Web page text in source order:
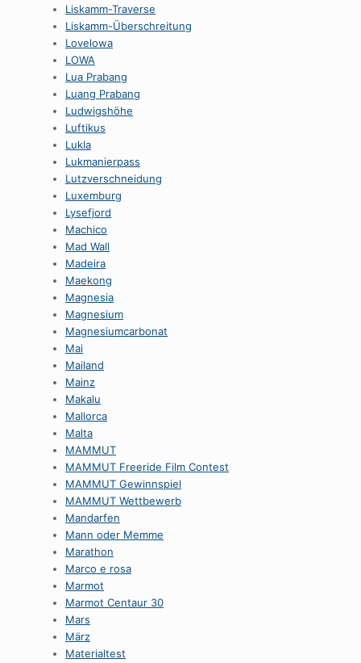
Liskamm-Traverse
Liskamm-Überschreitung
Lovelowa
LOWA
Lua Prabang
Luang Prabang
Ludwigshöhe
Luftikus
Lukla
Lukmanierpass
Lutzverschneidung
Luxemburg
Lysefjord
Machico
Mad Wall
Madeira
Maekong
Magnesia
Magnesium
Magnesiumcarbonat
Mai
Mailand
Mainz
Makalu
Mallorca
Malta
MAMMUT
MAMMUT Freeride Film Contest
MAMMUT Gewinnspiel
MAMMUT Wettbewerb
Mandarfen
Mann oder Memme
Marathon
Marco e rosa
Marmot
Marmot Centaur 30
Mars
März
Materialtest